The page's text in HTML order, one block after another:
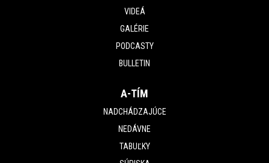
VIDEÁ
GALÉRIE
PODCASTY
BULLETIN
A-TÍM
NADCHÁDZAJÚCE
NEDÁVNE
TABUĽKY